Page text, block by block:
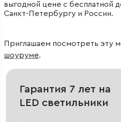
выгодной цене с бесплатной
Санкт-Петербургу и России.
Приглашаем посмотреть эту
шоуруме.
Гарантия 7 лет на
LED светильники